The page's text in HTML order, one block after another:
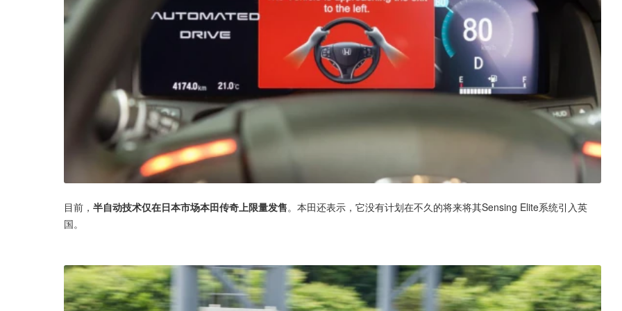
目前， 半自动技术仅在日本市场本田传奇上限量发售。本田还表示，它没有计划在不久的将来将其Sensing Elite系统引入英
国。